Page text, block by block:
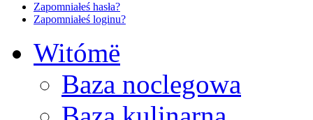
Zapomniałeś hasła?
Zapomniałeś loginu?
Witómë
Baza noclegowa